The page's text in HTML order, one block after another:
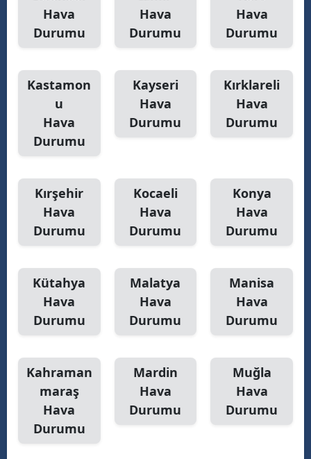
Hava
Durumu
Hava
Durumu
Hava
Durumu
Kastamon
u
Hava
Durumu
Kayseri
Hava
Durumu
Kırklareli
Hava
Durumu
Kırşehir
Hava
Durumu
Kocaeli
Hava
Durumu
Konya
Hava
Durumu
Kütahya
Hava
Durumu
Malatya
Hava
Durumu
Manisa
Hava
Durumu
Kahraman
maraş
Hava
Durumu
Mardin
Hava
Durumu
Muğla
Hava
Durumu